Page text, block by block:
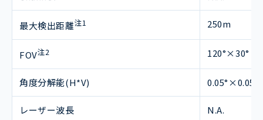
最大検出距離注1 250m
FOV注2 120°×30°
角度分解能(H*V) 0.05°×0.05°
レーザー波長 N.A.